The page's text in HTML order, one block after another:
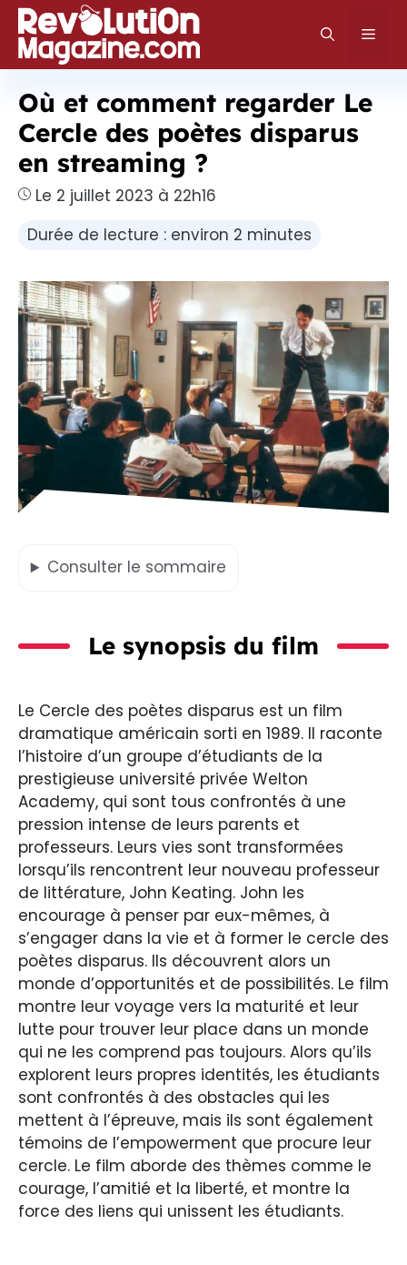
Aller
au
contenu
Où et comment regarder Le
Cercle des poètes disparus
en streaming ?
Le 2 juillet 2023 à 22h16
Durée de lecture : environ 2 minutes
Consulter le sommaire
Le synopsis du film
Le Cercle des poètes disparus est un film
dramatique américain sorti en 1989. Il raconte
l’histoire d’un groupe d’étudiants de la
prestigieuse université privée Welton
Academy, qui sont tous confrontés à une
pression intense de leurs parents et
professeurs. Leurs vies sont transformées
lorsqu’ils rencontrent leur nouveau professeur
de littérature, John Keating. John les
encourage à penser par eux-mêmes, à
s’engager dans la vie et à former le cercle des
poètes disparus. Ils découvrent alors un
monde d’opportunités et de possibilités. Le film
montre leur voyage vers la maturité et leur
lutte pour trouver leur place dans un monde
qui ne les comprend pas toujours. Alors qu’ils
explorent leurs propres identités, les étudiants
sont confrontés à des obstacles qui les
mettent à l’épreuve, mais ils sont également
témoins de l’empowerment que procure leur
cercle. Le film aborde des thèmes comme le
courage, l’amitié et la liberté, et montre la
force des liens qui unissent les étudiants.